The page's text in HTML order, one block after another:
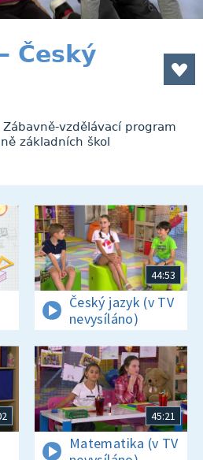
Český
vzdělávací program
základních škol
44:53
Český jazyk (v TV
nevysíláno)
45:21
Matematika (v TV